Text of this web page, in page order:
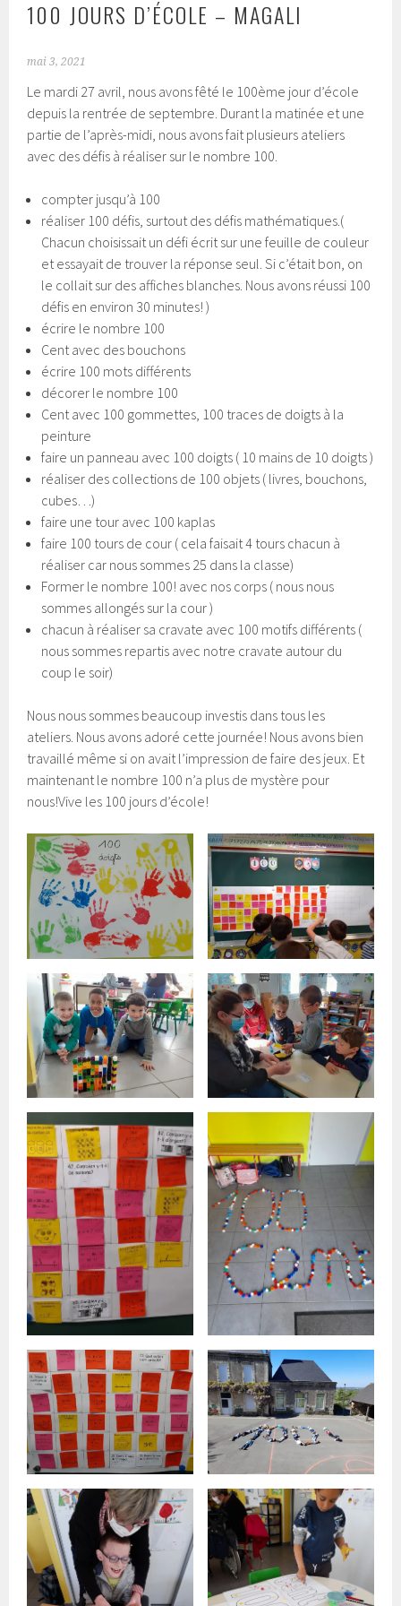
100 JOURS D’ÉCOLE – MAGALI
mai 3, 2021
Le mardi 27 avril, nous avons fêté le 100ème jour d’école
depuis la rentrée de septembre. Durant la matinée et une
partie de l’après-midi, nous avons fait plusieurs ateliers
avec des défis à réaliser sur le nombre 100.
compter jusqu’à 100
réaliser 100 défis, surtout des défis mathématiques.(
Chacun choisissait un défi écrit sur une feuille de couleur
et essayait de trouver la réponse seul. Si c’était bon, on
le collait sur des affiches blanches. Nous avons réussi 100
défis en environ 30 minutes! )
écrire le nombre 100
Cent avec des bouchons
écrire 100 mots différents
décorer le nombre 100
Cent avec 100 gommettes, 100 traces de doigts à la
peinture
faire un panneau avec 100 doigts ( 10 mains de 10 doigts )
réaliser des collections de 100 objets ( livres, bouchons,
cubes…)
faire une tour avec 100 kaplas
faire 100 tours de cour ( cela faisait 4 tours chacun à
réaliser car nous sommes 25 dans la classe)
Former le nombre 100! avec nos corps ( nous nous
sommes allongés sur la cour )
chacun à réaliser sa cravate avec 100 motifs différents (
nous sommes repartis avec notre cravate autour du
coup le soir)
Nous nous sommes beaucoup investis dans tous les
ateliers. Nous avons adoré cette journée! Nous avons bien
travaillé même si on avait l’impression de faire des jeux. Et
maintenant le nombre 100 n’a plus de mystère pour
nous!Vive les 100 jours d’école!